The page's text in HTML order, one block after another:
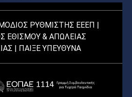
ΡΥΘΜΙΣΤΗΣ ΕΕΕΠ |
ΕΘΙΣΜΟΥ & ΑΠΩΛΕΙΑΣ
| ΠΑΙΞΕ ΥΠΕΥΘΥΝΑ